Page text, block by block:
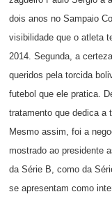
dois anos no Sampaio
visibilidade que o atleta
2014. Segunda, a
queridos pela torcida
futebol que ele pratica.
tratamento que dedica a
Mesmo assim, foi a
mostrado ao presidente
da Série B, como da
se apresentam como